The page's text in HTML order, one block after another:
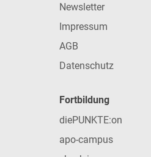
Newsletter
Impressum
AGB
Datenschutz
Fortbildung
diePUNKTE:on
apo-campus